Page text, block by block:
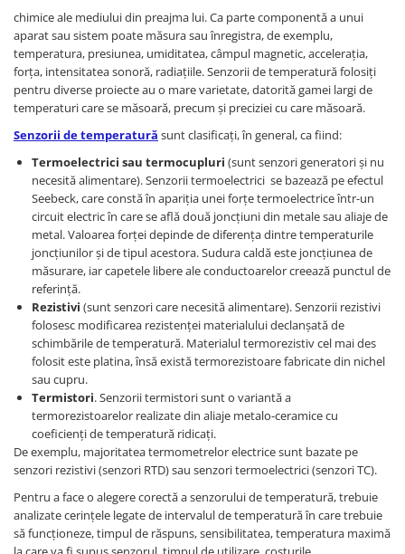
Cutii
Sticker
Componente
Butoane, Tastaturi
LED
Microcontrollere AVR
PCB - Placute Circuit
Rezistoare
Creion 3D 3Doodler
Imprimante 3D
Imprimante 3D
3Doodler
Componente
Componente
Componente E3D
Filament Premium ABS 1.75 mm
Filament Premium ABS 3 mm
Filament Premium PLA 1.75 mm
chimice ale mediului din preajma lui. Ca parte componentă a unui
aparat sau sistem poate măsura sau înregistra, de exemplu,
temperatura, presiunea, umiditatea, câmpul magnetic, accelerația,
forța, intensitatea sonoră, radiațiile. Senzorii de temperatură folosiți
pentru diverse proiecte au o mare varietate, datorită gamei largi de
temperaturi care se măsoară, precum și preciziei cu care măsoară.
Senzorii de temperatură sunt clasificaţi, în general, ca fiind:
Termoelectrici sau termocupluri (sunt senzori generatori şi nu
necesită alimentare). Senzorii termoelectrici se bazează pe efectul
Seebeck, care constă în apariţia unei forţe termoelectrice într-un
circuit electric în care se află două joncţiuni din metale sau aliaje de
metal. Valoarea forţei depinde de diferenţa dintre temperaturile
joncţiunilor şi de tipul acestora. Sudura caldă este joncţiunea de
măsurare, iar capetele libere ale conductoarelor creează punctul de
referinţă.
Rezistivi (sunt senzori care necesită alimentare). Senzorii rezistivi
folosesc modificarea rezistenţei materialului declanşată de
schimbările de temperatură. Materialul termorezistiv cel mai des
folosit este platina, însă există termorezistoare fabricate din nichel
sau cupru.
Termistori. Senzorii termistori sunt o variantă a
termorezistoarelor realizate din aliaje metalo-ceramice cu
coeficienţi de temperatură ridicaţi.
De exemplu, majoritatea termometrelor electrice sunt bazate pe
senzori rezistivi (senzori RTD) sau senzori termoelectrici (senzori TC).
Pentru a face o alegere corectă a senzorului de temperatură, trebuie
analizate cerințele legate de intervalul de temperatură în care trebuie
să funcționeze, timpul de răspuns, sensibilitatea, temperatura maximă